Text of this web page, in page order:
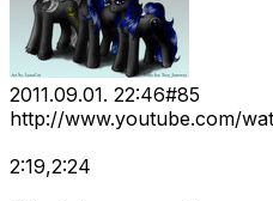
2011.09.01. 22:46#85
http://www.youtube.com/
2:19,2:24